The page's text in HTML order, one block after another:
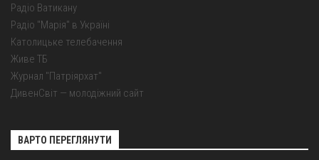
Радіо Ватикану
Радіо "Марія" в Україні
Католицьке телебачення
Живе ТБ
Журнал "Патріярхат"
ДивенСвіт — молодіжний сайт
ВАРТО ПЕРЕГЛЯНУТИ